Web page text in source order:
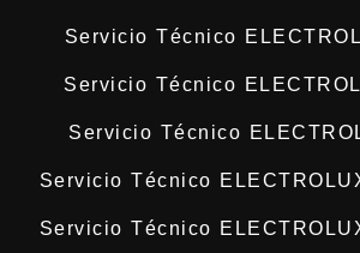
Servicio Técnico
Servicio Técnico
Servicio Técnico
Servicio Técnico
Servicio Técnico